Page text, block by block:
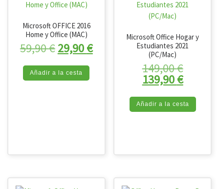
Microsoft OFFICE 2016
Home y Office (MAC)
59,90€El precio original era: 59,90 €.
29,90€El precio actual es: 29,90
Añadir a la cesta
Microsoft Office Hogar y
Estudiantes 2021
(PC/Mac)
149,00€El
139,90€El
Añadir a la cesta